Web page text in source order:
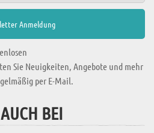
Sie Neuigkeiten, Angebote und mehr
per E-Mail.
BEI